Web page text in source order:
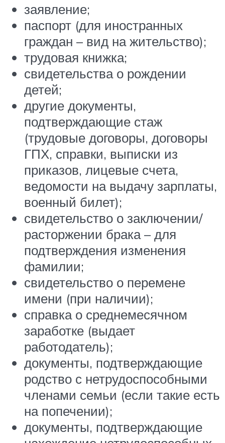
заявление;
паспорт (для иностранных
граждан – вид на жительство);
трудовая книжка;
свидетельства о рождении
детей;
другие документы,
подтверждающие стаж
(трудовые договоры, договоры
ГПХ, справки, выписки из
приказов, лицевые счета,
ведомости на выдачу зарплаты,
военный билет);
свидетельство о заключении/
расторжении брака – для
подтверждения изменения
фамилии;
свидетельство о перемене
имени (при наличии);
справка о среднемесячном
заработке (выдает
работодатель);
документы, подтверждающие
родство с нетрудоспособными
членами семьи (если такие есть
на попечении);
документы, подтверждающие